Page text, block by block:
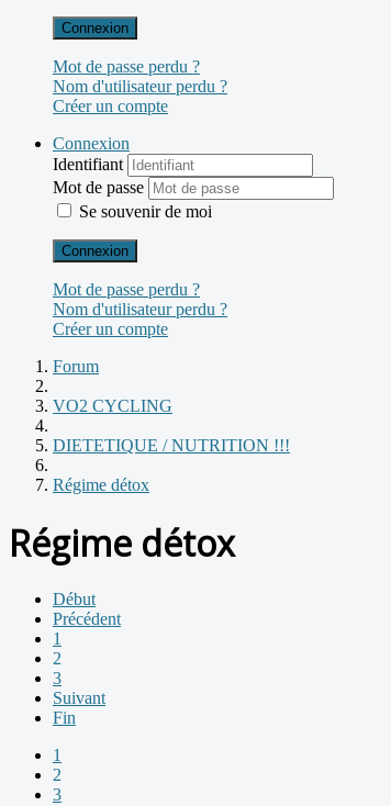
Connexion
Mot de passe perdu ?
Nom d'utilisateur perdu ?
Créer un compte
Connexion
Identifiant
Mot de passe
Se souvenir de moi
Connexion
Mot de passe perdu ?
Nom d'utilisateur perdu ?
Créer un compte
Forum
VO2 CYCLING
DIETETIQUE / NUTRITION !!!
Régime détox
Régime détox
Début
Précédent
1
2
3
Suivant
Fin
1
2
3